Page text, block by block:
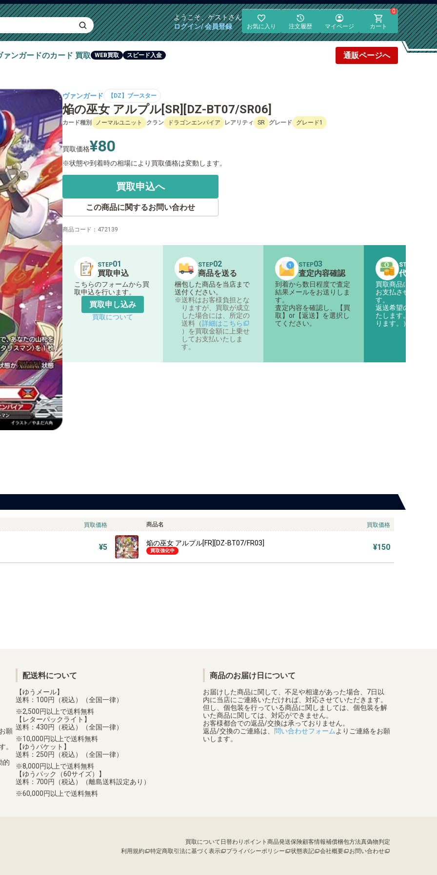
ようこそ、ゲストさん
ログイン/ 会員登録
お気に入り 注文履歴 マイページ
0
カート
ァンガードのカード 買取 WEB買取 スピード入金 通販ページへ
ヴァンガード 【DZ】ブースター
焔の巫女 アルプル[SR][DZ-BT07/SR06]
カード種別 ノーマルユニット クラン ドラゴンエンパイア レアリティ SR グレード グレード1
買取価格¥80
状態や到着時の相場により買取価格は変動します。
買取申込へ
この商品に関するお問い合わせ
商品コード： 472139
STEP01
買取申込
こちらのフォームから買
取申込を行います。
買取申し込み
買取について
STEP02
商品を送る
梱包した商品を当店まで
送付ください。
送料はお客様負担とな
りますが、買取が成立
した場合には、所定の
送料（詳細はこちら
）を買取金額に上乗せ
してお支払いたしま
す。
STEP03
査定内容確認
到着から数日程度で査定
結果メールをお送りしま
す。
査定内容を確認し、【買
取】or【返送】を選択し
てください。
STEP
代金のお
買取商品に対する
お支払させていた
す。
返送希望の商品は
たします。（着払
ります。）
買取価格
¥5
商品名 買取価格
焔の巫女 アルプル[FR][DZ-BT07/FR03]
買取強化中 ¥150
願
。
的
配送料について
【ゆうメール】
送料：100円（税込）（全国一律）
2,500円以上で送料無料
【レターパックライト】
送料：430円（税込）（全国一律）
10,000円以上で送料無料
【ゆうパケット】
送料：250円（税込）（全国一律）
8,000円以上で送料無料
【ゆうパック（60サイズ）】
送料：700円（税込）（離島送料設定あり）
60,000円以上で送料無料
商品のお届け日について
お届けした商品に関して、不足や相違があった場合、7日以
内に当店にご連絡いただければ、対応させていただきます。
但し、個包装を行っている商品に関しましては、個包装を解
いた商品に関しては、対応ができません。
お客様都合での返品/交換は承っておりません。
返品/交換のご連絡は、
問い合わせフォーム よりご連絡をお願
いします。
買取について 日替わりポイント 商品発送保険顧客情報補償梱包方法真偽物判定
利用規約
特定商取引法に基づく表示 プライバシーポリシー 状態表記 会社概要 お問い合わせ